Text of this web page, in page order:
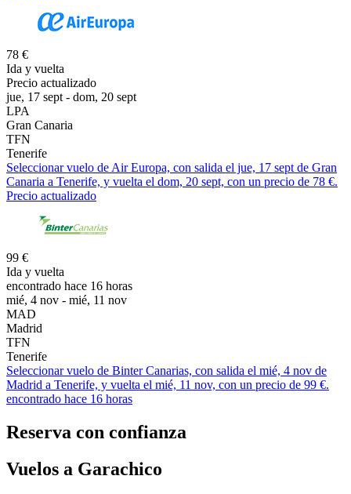
78 €
Ida y vuelta
Precio actualizado
jue, 17 sept - dom, 20 sept
LPA
Gran Canaria
TFN
Tenerife
Seleccionar vuelo de Air Europa, con salida el jue, 17 sept de Gran
Canaria a Tenerife, y vuelta el dom, 20 sept, con un precio de 78 €.
Precio actualizado
99 €
Ida y vuelta
encontrado hace 16 horas
mié, 4 nov - mié, 11 nov
MAD
Madrid
TFN
Tenerife
Seleccionar vuelo de Binter Canarias, con salida el mié, 4 nov de
Madrid a Tenerife, y vuelta el mié, 11 nov, con un precio de 99 €.
encontrado hace 16 horas
Reserva con confianza
Vuelos a Garachico